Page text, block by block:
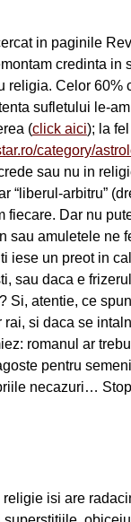
in paginile
credinta in
religia. Celor
sufletului le-
(click aici); la
category/
sau nu in
“liberul-arbitru”
fiecare. Dar nu
sau amuletele ne
iese un preot in
sau daca e
Si, atentie, ce
si daca se
romanul ar
pentru
necazuri…
isi are